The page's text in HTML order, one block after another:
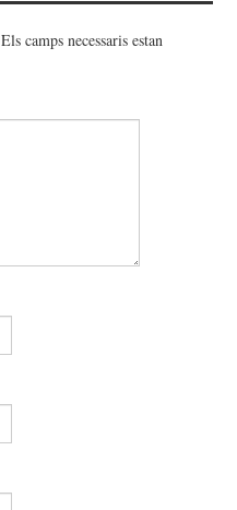
Els camps necessaris estan